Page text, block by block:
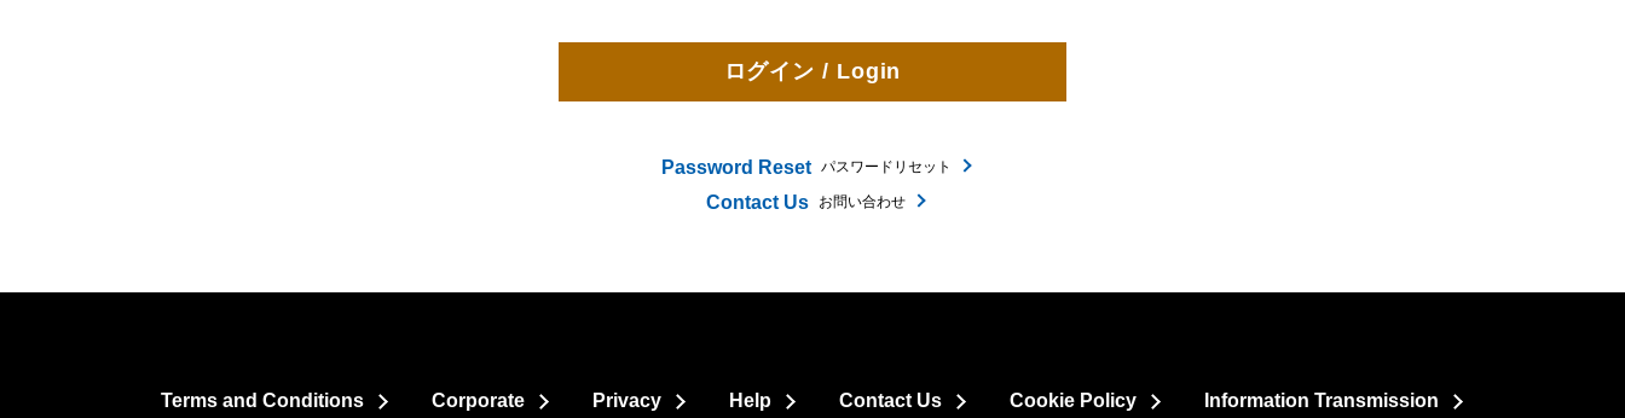
Password Reset パスワードリセット
Contact Us お問い合わせ
Terms and Conditions Corporate Privacy Help Contact Us Cookie Policy Information Transmission